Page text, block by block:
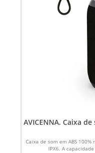
AVICENNA. Caixa
ABS
Caixa de som em ABS
IPX6. A